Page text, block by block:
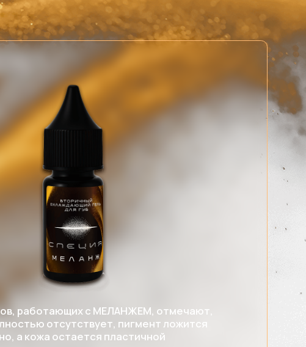
с МЕЛАНЖЕМ, отмечают,
отсутствует, пигмент ложится
кожа остается пластичной